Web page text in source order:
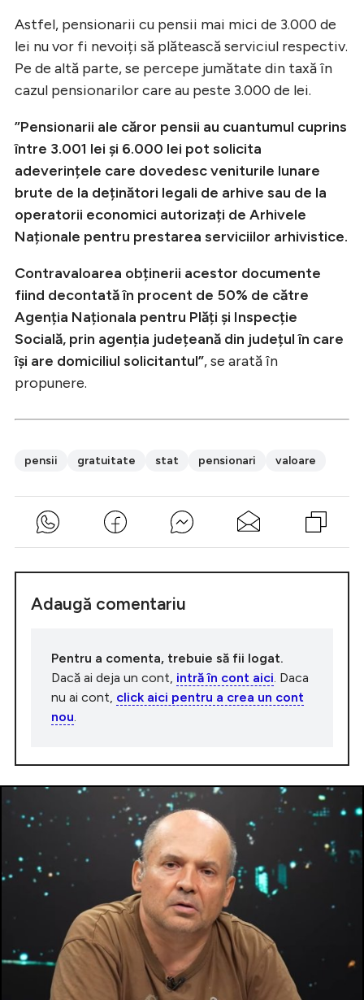
Astfel, pensionarii cu pensii mai mici de 3.000 de
lei nu vor fi nevoiți să plătească serviciul respectiv.
Pe de altă parte, se percepe jumătate din taxă în
cazul pensionarilor care au peste 3.000 de lei.
”Pensionarii ale căror pensii au cuantumul cuprins
între 3.001 lei şi 6.000 lei pot solicita
adeverințele care dovedesc veniturile lunare
brute de la deținători legali de arhive sau de la
operatorii economici autorizați de Arhivele
Naționale pentru prestarea serviciilor arhivistice.
Contravaloarea obținerii acestor documente
fiind decontată în procent de 50% de către
Agenția Naționala pentru Plăți şi Inspecție
Socială, prin agenția județeană din județul în care
îşi are domiciliul solicitantul”, se arată în
propunere.
pensii gratuitate stat pensionari valoare
Adaugă comentariu
Pentru a comenta, trebuie să fii logat.
Dacă ai deja un cont, intră în cont aici . Daca
nu ai cont, click aici pentru a crea un cont
nou